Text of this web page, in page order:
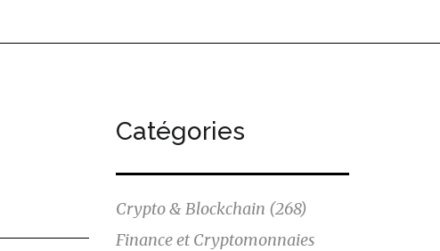
Catégories
Crypto & Blockchain (268)
Finance et Cryptomonnaies